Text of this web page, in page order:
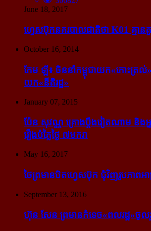
June 18, 2017
ហ្វេសប៊ុក​នគរបាល​ជាតិ​ថា K01 គ្មាន​តួ
October 16, 2014
កែម ឡី៖ ចិន​នាំ​កម្ពុជា​យក​«កោះ​ត្រល់»
យក​«នីតិរដ្ឋ»
January 07, 2015
ប៉ែន សុវណ្ណ គ្រោង​ប្តឹង​វៀតណាម និង​អ្
រឿង​បំភ្លៃ​ថ្ងៃ ៧​មករា
May 16, 2017
ថៃ​ព្រមាន​បិត​ហ្វេសប៊ុក ជុំ​វិញ​រូបភាព​អា
September 13, 2016
ហ៊ុន សែន ព្រមាន​កំទេច​«ពលរដ្ឋ»​ចូល